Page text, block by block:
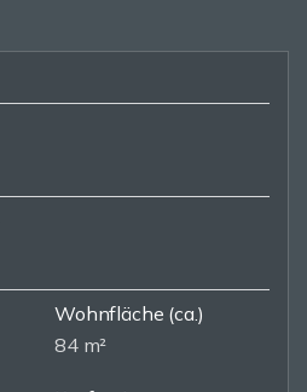
Wohnfläche (ca.)
84 m²